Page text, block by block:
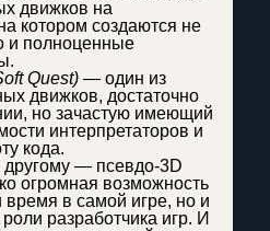
движков на
котором создаются не
и полноценные
Quest) — один из
движков, достаточно
но зачастую имеющий
интерпретаторов и
кода.
другому — псевдо-3D
огромная возможность
время в самой игре, но и
разработчика игр. И